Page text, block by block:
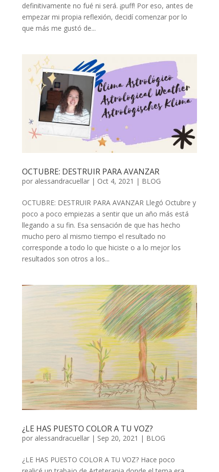
definitivamente no fué ni será. ¡puff! Por eso, antes de
empezar mi propia reflexión, decidí comenzar por lo
que más me gustó de...
OCTUBRE: DESTRUIR PARA AVANZAR
por alessandracuellar| Oct 4, 2021 | BLOG
OCTUBRE: DESTRUIR PARA AVANZAR Llegó Octubre y
poco a poco empiezas a sentir que un año más está
llegando a su fin. Esa sensación de que has hecho
mucho pero al mismo tiempo el resultado no
corresponde a todo lo que hiciste o a lo mejor los
resultados son otros a los...
¿LE HAS PUESTO COLOR A TU VOZ?
por alessandracuellar| Sep 20, 2021 | BLOG
¿LE HAS PUESTO COLOR A TU VOZ? Hace poco